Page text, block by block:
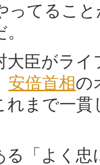
ってるこ
臣がライ
安倍首相の
れまで一
る「よく忠